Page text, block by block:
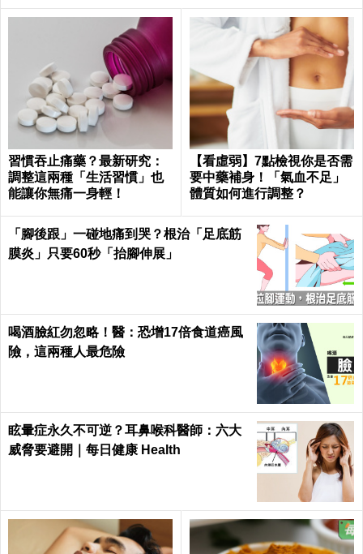
習慣吞止痛藥？最新研究：
調整這兩種「生活習慣」也
能讓你無痛一身輕！
【看虛弱】7點檢視你是否需
要中藥補身！「氣血不足」
體質如何進行調整？
「腳後跟」一碰地痛到哭？根治「足底筋
膜炎」只要60秒「抬腳伸展」
喝酒臉紅勿忽略！醫：恐增17倍食道癌風
險，這兩種人最危險
眩暈症永久不可逆？耳鼻喉科醫師：六大
威脅要避開｜每日健康 Health